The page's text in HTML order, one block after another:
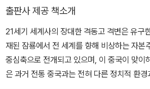
출판사 제공 책소개
21세기 세계사의 장대한 격동고 격변은 유구
재된 잠룡에서 전 세계를 향해 비상하는 자본
중심축으로 전개되고 있으며, 이 중국이 맞이
은 과거 전통 중국과는 전혀 다른 정치적 환경